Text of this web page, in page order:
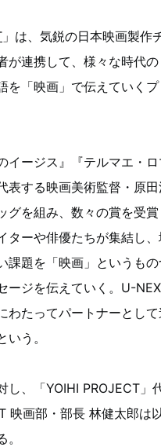
」は、気鋭の日本映画製作
が連携して、様々な時代の
を「映画」で伝えていく
イージス』『テルマエ・
表する映画美術監督・原
グを組み、数々の賞を受
ターや俳優たちが集結し
課題を「映画」というも
ージを伝えていく。U-
わたってパートナーとし
いう。
し、「YOIHI PROJECT」
映画部・部長 林健太郎は